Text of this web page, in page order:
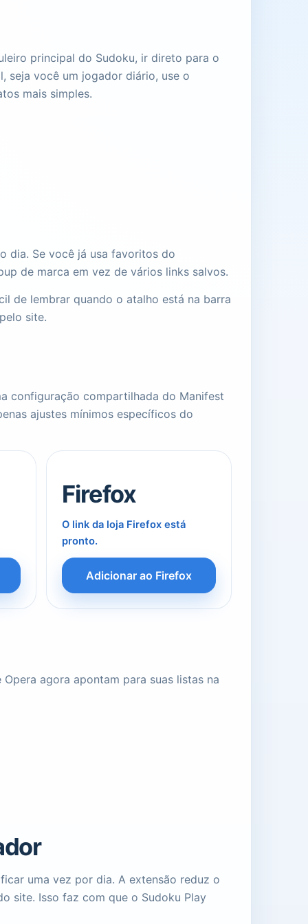
principal do Sudoku, ir direto para o
seja você um jogador diário, use o
mais simples.
dia. Se você já usa favoritos do
de marca em vez de vários links salvos.
de lembrar quando o atalho está na barra
site.
configuração compartilhada do Manifest
ajustes mínimos específicos do
Firefox
O link da loja Firefox está
pronto.
Adicionar ao Firefox
agora apontam para suas listas na
uma vez por dia. A extensão reduz o
site. Isso faz com que o Sudoku Play